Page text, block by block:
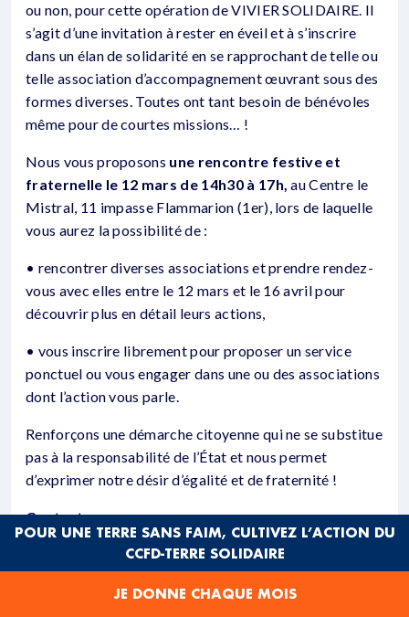
ou non, pour cette opération de VIVIER SOLIDAIRE. Il
s’agit d’une invitation à rester en éveil et à s’inscrire
dans un élan de solidarité en se rapprochant de telle ou
telle association d’accompagnement œuvrant sous des
formes diverses. Toutes ont tant besoin de bénévoles
même pour de courtes missions… !
Nous vous proposons une rencontre festive et
fraternelle le 12 mars de 14h30 à 17h, au Centre le
Mistral, 11 impasse Flammarion (1er), lors de laquelle
vous aurez la possibilité de :
• rencontrer diverses associations et prendre rendez-
vous avec elles entre le 12 mars et le 16 avril pour
découvrir plus en détail leurs actions,
• vous inscrire librement pour proposer un service
ponctuel ou vous engager dans une ou des associations
dont l’action vous parle.
Renforçons une démarche citoyenne qui ne se substitue
pas à la responsabilité de l’État et nous permet
d’exprimer notre désir d’égalité et de fraternité !
Contacts :
Mouvements de la Collégialité CCFD-Terre Solidaire,
POUR UNE TERRE SANS FAIM, CULTIVEZ L’ACTION DU
CCFD-TERRE SOLIDAIRE
JE DONNE CHAQUE MOIS